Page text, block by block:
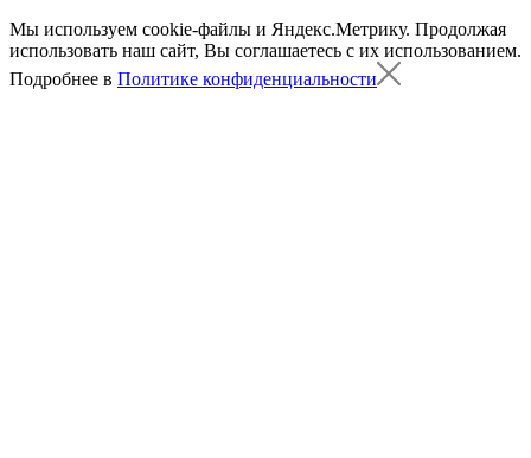
Мы используем cookie-файлы и Яндекс.Метрику. Продолжая
использовать наш сайт, Вы соглашаетесь с их использованием.
Подробнее в Политике конфиденциальности